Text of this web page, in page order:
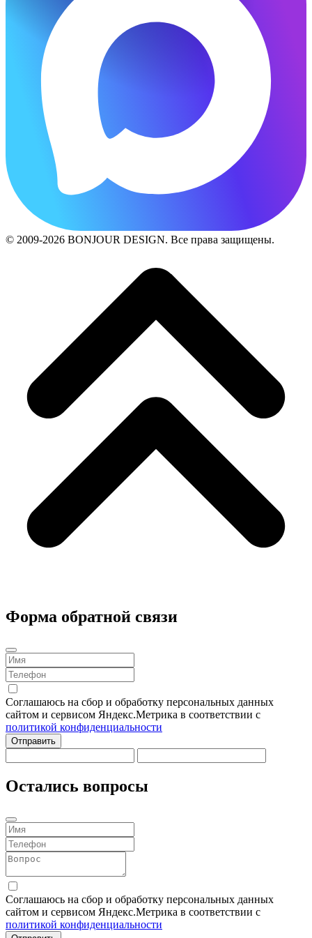
© 2009-2026 BONJOUR DESIGN. Все права защищены.
Форма обратной связи
Соглашаюсь на сбор и обработку персональных данных
сайтом и сервисом Яндекс.Метрика в соответствии с
политикой конфиденциальности
Отправить
Остались вопросы
Соглашаюсь на сбор и обработку персональных данных
сайтом и сервисом Яндекс.Метрика в соответствии с
политикой конфиденциальности